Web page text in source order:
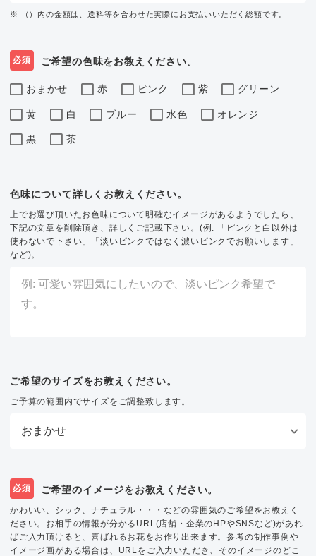
※ （）内の金額は、送料等を合わせた実際にお支払いいただく総額です。
必須 ご希望の色味をお教えください。
おまかせ 赤 ピンク 紫 グリーン
黄 白 ブルー 水色 オレンジ
黒 茶
色味について詳しくお教えください。
上でお選び頂いたお色味について明確なイメージがあるようでしたら、
下記の文章を削除頂き、詳しくご記載下さい。(例: 「ピンクと白以外は
使わないで下さい」「淡いピンクではなく濃いピンクでお願いします」
など)。
ご希望のサイズをお教えください。
ご予算の範囲内でサイズをご調整致します。
必須 ご希望のイメージをお教えください。
かわいい、シック、ナチュラル・・・などの雰囲気のご希望をお教えく
ださい。お相手の情報が分かるURL(店舗・企業のHPやSNSなど)があれ
ばご入力頂けると、喜ばれるお花をお作り出来ます。参考の制作事例や
イメージ画がある場合は、URLをご入力いただき、そのイメージのどこ